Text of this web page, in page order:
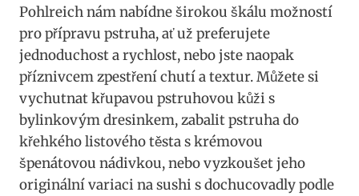
‌Pohlreich nám nabídne širokou škálu možností⁢
pro přípravu pstruha, ať ⁢už preferujete
jednoduchost a rychlost, nebo jste naopak⁢
příznivcem zpestření chutí ⁢a textur. Můžete ⁣si
vychutnat křupavou pstruhovou kůži s
⁤bylinkovým dresinkem, zabalit pstruha ⁤do
křehkého listového těsta ⁣s krémovou
špenátovou nádivkou, nebo vyzkoušet jeho ​
originální​ variaci ⁣na sushi s dochucovadly ​podle